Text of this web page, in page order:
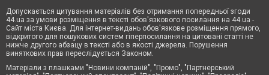
Допускається цитування матеріалів без отримання попередньої згоди
44.ua за умови розміщення в тексті обов'язкового посилання на 44.ua -
Сайт міста Києва. Для інтернет-видань обов'язкове розміщення прямого,
відкритого для пошукових систем гіперпосилання на цитовані статті не
нижче другого абзацу в тексті або в якості джерела. Порушення
виняткових прав переслідується Законом.
Матеріали з плашками "Новини компаній", "Промо", "Партнерський